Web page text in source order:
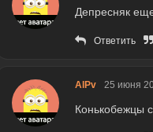
Депресняк
Ответить
AlPv 25 июня
Конькобежцы